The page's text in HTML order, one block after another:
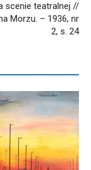
scenie teatralnej //
Morzu. – 1936, nr
2, s. 24